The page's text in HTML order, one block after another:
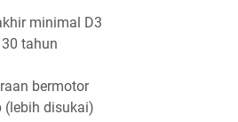
minimal D3
tahun
bermotor
(lebih disukai)